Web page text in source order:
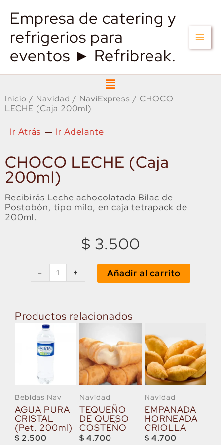
Empresa de catering y
refrigerios para
eventos ► Refribreak.
Menú
Inicio / Navidad / NaviExpress / CHOCO
LECHE (Caja 200ml)
Ir Atrás Ir Adelante
CHOCO LECHE (Caja
200ml)
Recibirás Leche achocolatada Bilac de
Postobón, tipo milo, en caja tetrapack de
200ml.
$ 3.500
-
LECHE
+ Añadir al carrito
Productos relacionados
Bebidas Nav
AGUA PURA
CRISTAL
(Pet. 200ml)
$ 2.500
Navidad
TEQUEÑO
DE QUESO
COSTEÑO
$ 4.700
Navidad
EMPANADA
HORNEADA
CRIOLLA
$ 4.700